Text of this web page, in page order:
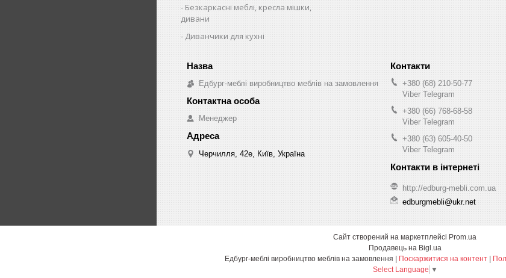
Безкаркасні меблі, кресла мішки,
дивани
Диванчики для кухні
Едбург-меблі виробництво меблів на замовлення
Менеджер
Черчилля, 42е, Київ, Україна
+380 (68) 210-50-77
Viber Telegram
+380 (66) 768-68-58
Viber Telegram
+380 (63) 605-40-50
Viber Telegram
http://edburg-mebli.com.ua
edburgmebli@ukr.net
Сайт створений на маркетплейсі Prom.ua
Продавець на Bigl.ua
Едбург-меблі виробництво меблів на замовлення | Поскаржитися на контент |
Select Language ▼